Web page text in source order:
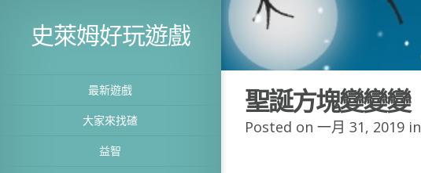
史萊姆好玩遊戲
最新遊戲
大家來找碴
益智
聖誕方塊變變變
Posted on 一月 31, 2019 in